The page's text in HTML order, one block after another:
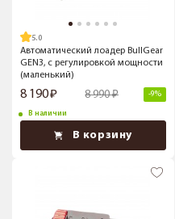
5.0
Автоматический лоадер BullGear
GEN3, с регулировкой мощности
(маленький)
8 190 8 990 -9%
В наличии
В корзину